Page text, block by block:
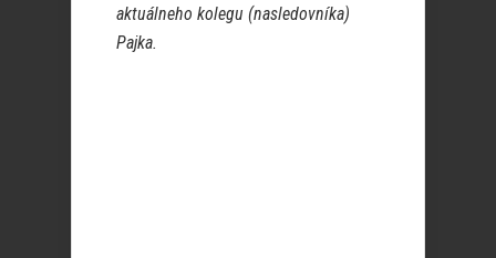
aktuálneho kolegu (nasledovníka)
Pajka.